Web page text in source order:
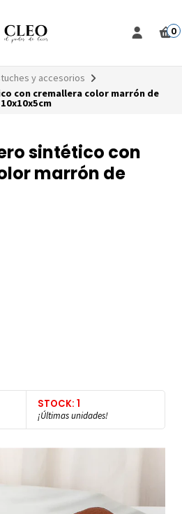
0
y accesorios
con cremallera color marrón de
10x10x5cm
sintético con
marrón de
STOCK: 1
¡Últimas unidades!